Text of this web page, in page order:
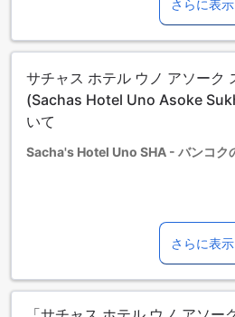
添い寝の場合は宿泊無料です。＜ご
利用には追加料金が発生する場合が
否は空き状況によります。
添い寝の場合は宿泊無料です。
12歳以上の宿泊者は大人とみなされ
エキストラベッドの追加可否は、ル
タイプの欄にエキストラベッド追加
さらに表示
サチャス ホテル ウノ アソーク
(Sachas Hotel Uno Asoke
いて
Sacha's Hotel Uno SHA - バンコク
な3.5つ星ホテルです。このホテル
2016年に最後のリノベーションが
港までの所要時間はわずか30分で
ります。
チェックインは午後2時から可能で
さらに表示